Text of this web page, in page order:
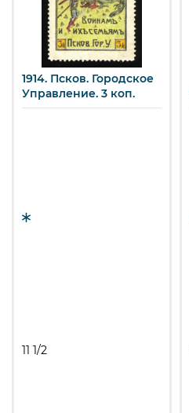
1914. Псков. Городское
Управление. 3 коп.
11 1/2